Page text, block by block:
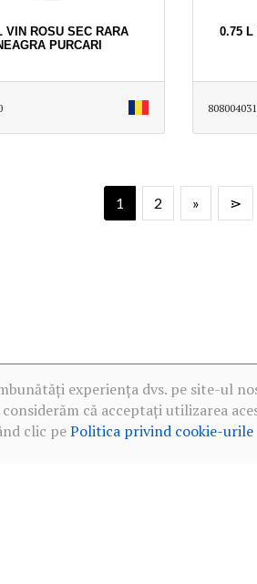
VIN ROSU SEC RARA
PURCARI
0.75 L
1 2 » ⋗
experiența dvs. pe site-ul
că acceptați utilizarea
clic pePolitica privind cookie-urile